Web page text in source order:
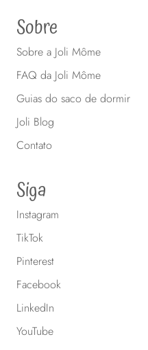
Sobre
Sobre a Joli Môme
FAQ da Joli Môme
Guias do saco de dormir
Joli Blog
Contato
Siga
Instagram
TikTok
Pinterest
Facebook
LinkedIn
YouTube